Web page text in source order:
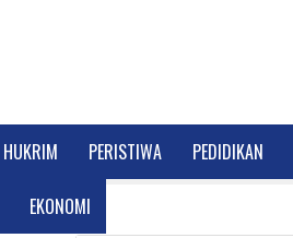
HUKRIM PERISTIWA PEDIDIKAN
EKONOMI